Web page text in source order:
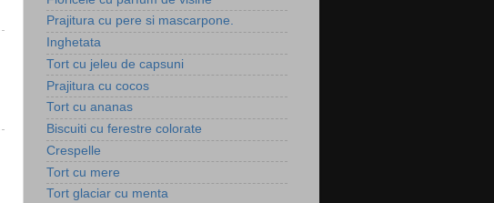
Prajitura cu pere si mascarpone.
Inghetata
Tort cu jeleu de capsuni
Prajitura cu cocos
Tort cu ananas
Biscuiti cu ferestre colorate
Crespelle
Tort cu mere
Tort glaciar cu menta